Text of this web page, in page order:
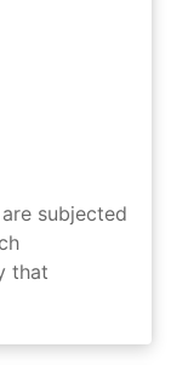
subjected
that